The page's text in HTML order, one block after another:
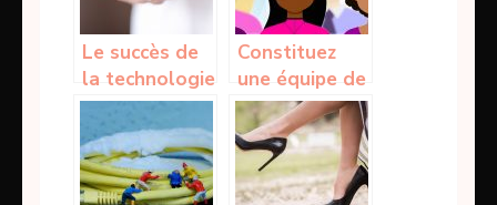
Le succès de
la technologie
mobile
Constituez
une équipe de
service
clientèle
solide